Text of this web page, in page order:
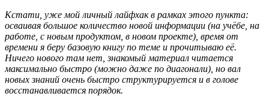
Кстати, уже мой личный лайфхак в рамках этого пункта:
осваивая большое количество новой информации (на учёбе, на
работе, с новым продуктом, в новом проекте), время от
времени я беру базовую книгу по теме и прочитываю её.
Ничего нового там нет, знакомый материал читается
максимально быстро (можно даже по диагонали), но вал
новых знаний очень быстро структурируется и в голове
восстанавливается порядок.